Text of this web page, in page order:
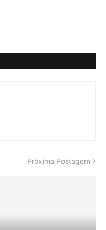
Próxima Postagem